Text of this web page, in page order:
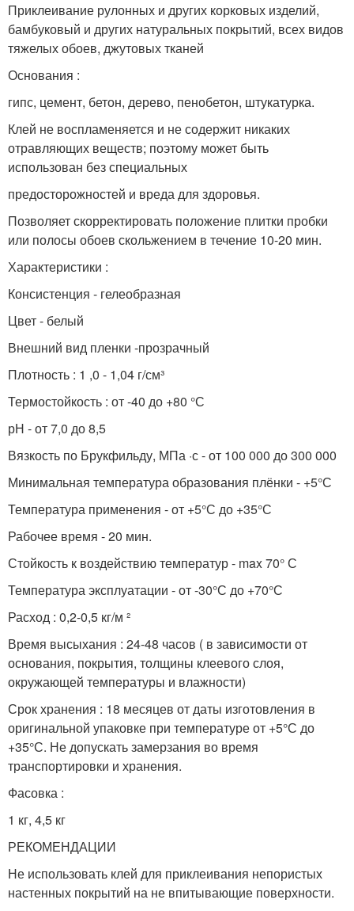
Приклеивание рулонных и других корковых изделий,
бамбуковый и других натуральных покрытий, всех видов
тяжелых обоев, джутовых тканей
Основания :
гипс, цемент, бетон, дерево, пенобетон, штукатурка.
Клей не воспламеняется и не содержит никаких
отравляющих веществ; поэтому может быть
использован без специальных
предосторожностей и вреда для здоровья.
Позволяет скорректировать положение плитки пробки
или полосы обоев скольжением в течение 10-20 мин.
Характеристики :
Консистенция - гелеобразная
Цвет - белый
Внешний вид пленки -прозрачный
Плотность : 1 ,0 - 1,04 г/см³
Термостойкость : от -40 до +80 °С
рН - от 7,0 до 8,5
Вязкость по Брукфильду, МПа ·с - от 100 000 до 300 000
Минимальная температура образования плёнки - +5°С
Температура применения - от +5°С до +35°С
Рабочее время - 20 мин.
Стойкость к воздействию температур - max 70° С
Температура эксплуатации - от -30°С до +70°С
Расход : 0,2-0,5 кг/м ²
Время высыхания : 24-48 часов ( в зависимости от
основания, покрытия, толщины клеевого слоя,
окружающей температуры и влажности)
Срок хранения : 18 месяцев от даты изготовления в
оригинальной упаковке при температуре от +5°С до
+35°С. Не допускать замерзания во время
транспортировки и хранения.
Фасовка :
1 кг, 4,5 кг
РЕКОМЕНДАЦИИ
Не использовать клей для приклеивания непористых
настенных покрытий на не впитывающие поверхности.